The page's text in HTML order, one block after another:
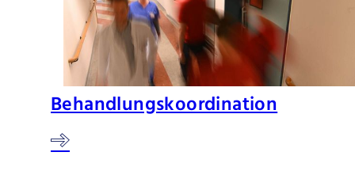
Behandlungskoordination